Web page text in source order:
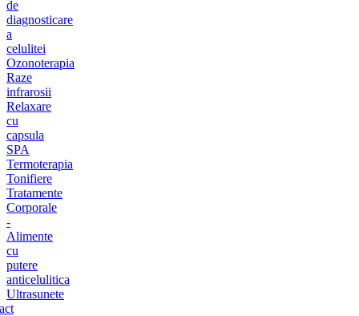
de
diagnosticare
a
celulitei
Ozonoterapia
Raze
infrarosii
Relaxare
cu
capsula
SPA
Termoterapia
Tonifiere
Tratamente
Corporale
-
Alimente
cu
putere
anticelulitica
Ultrasunete